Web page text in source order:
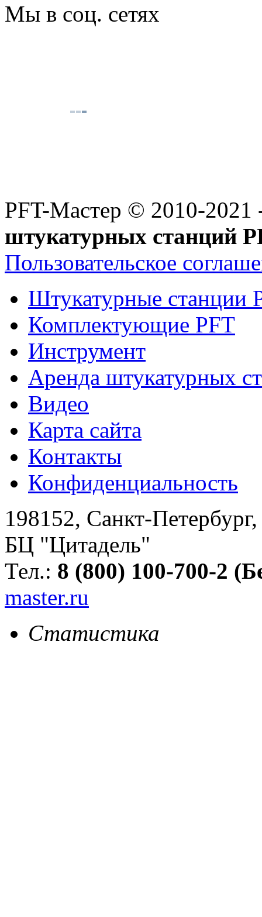
Мы в соц. сетях
PFT-Мастер © 2010-
штукатурных станций
Пользовательское
Штукатурные станции
Комплектующие PFT
Инструмент
Аренда штукатурных
Видео
Карта сайта
Контакты
Конфиденциальность
198152, Санкт-Петербург
БЦ "Цитадель"
Тел.: 8 (800) 100-700-2
master.ru
Статистика